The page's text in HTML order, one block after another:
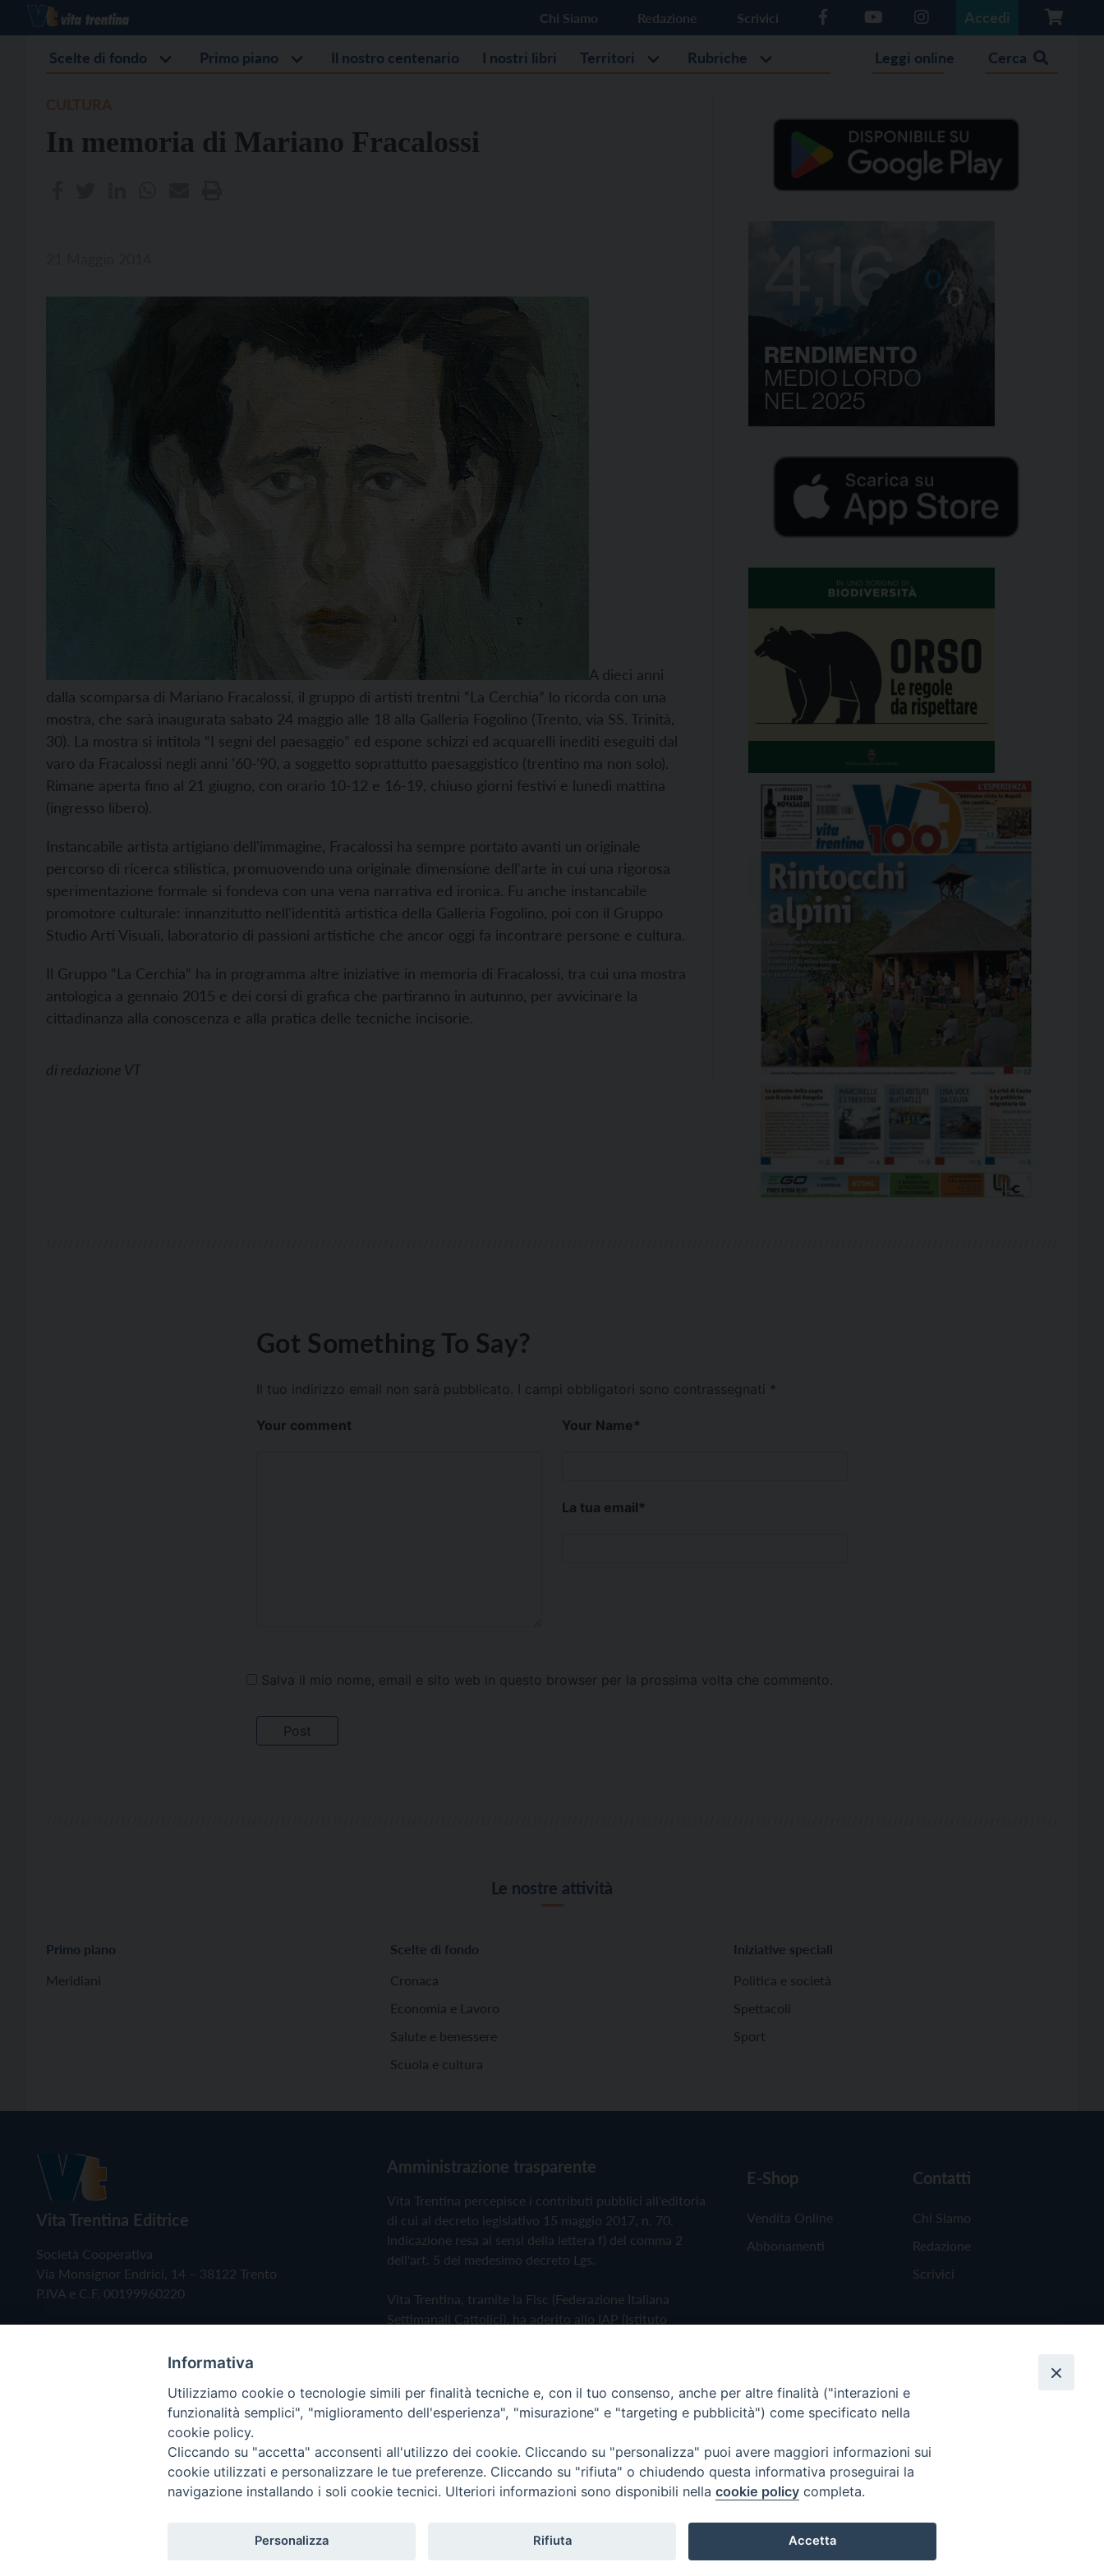
Chi Siamo Redazione Scrivici Accedi
Scelte di fondo Primo piano Il nostro centenario I nostri libri Territori Rubriche Leggi online Cerca
In memoria di Mariano Fracalossi
A dieci anni
dalla scomparsa di Mariano Fracalossi, il gruppo di artisti trentni “La Cerchia” lo ricorda con una
mostra, che sarà inaugurata sabato 24 maggio alle 18 alla Galleria Fogolino (Trento, via SS. Trinità,
30). La mostra si intitola “I segni del paesaggio” ed espone schizzi ed acquarelli inediti eseguiti dal
varo da Fracalossi negli anni ’60-’90, a soggetto soprattutto paesaggistico (trentino ma non solo).
Rimane aperta fino al 21 giugno, con orario 10-12 e 16-19, chiuso giorni festivi e lunedì mattina
(ingresso libero).
Instancabile artista artigiano dell'immagine, Fracalossi ha sempre portato avanti un originale
percorso di ricerca stilistica, promuovendo una originale dimensione dell'arte in cui una rigorosa
sperimentazione formale si fondeva con una vena narrativa ed ironica. Fu anche instancabile
promotore culturale: innanzitutto nell'identità artistica della Galleria Fogolino, poi con il Gruppo
Studio Arti Visuali, laboratorio di passioni artistiche che ancor oggi fa incontrare persone e cultura.
Il Gruppo “La Cerchia” ha in programma altre iniziative in memoria di Fracalossi, tra cui una mostra
antologica a gennaio 2015 e dei corsi di grafica che partiranno in autunno, per avvicinare la
cittadinanza alla conoscenza e alla pratica delle tecniche incisorie.
di redazione VT
Got Something To Say?
Il tuo indirizzo email non sarà pubblicato. I campi obbligatori sono contrassegnati *
Your comment Your Name*
La tua email*
Salva il mio nome, email e sito web in questo browser per la prossima volta che commento.
Le nostre attività
Primo piano
Meridiani
Scelte di fondo
Cronaca
Economia e Lavoro
Salute e benessere
Scuola e cultura
Iniziative speciali
Politica e società
Spettacoli
Sport
Vita Trentina Editrice
Società Cooperativa
Via Monsignor Endrici, 14 – 38122 Trento
P.IVA e C.F. 00199960220
Amministrazione trasparente
Vita Trentina percepisce i contributi pubblici all'editoria
di cui al decreto legislativo 15 maggio 2017, n. 70.
Indicazione resa ai sensi della lettera f) del comma 2
dell'art. 5 del medesimo decreto Lgs.
Vita Trentina, tramite la Fisc (Federazione Italiana
Settimanali Cattolici), ha aderito allo IAP (Istituto
Privacy Policy Cookie Policy
E-Shop
Vendita Online
Abbonamenti
Contatti
Chi Siamo
Redazione
Scrivici
Copyright © 2019 - Tutti i diritti riservati - Vita Trentina Editrice
Informativa
Utilizziamo cookie o tecnologie simili per finalità tecniche e, con il tuo consenso, anche per altre finalità ("interazioni e
funzionalità semplici", "miglioramento dell'esperienza", "misurazione" e "targeting e pubblicità") come specificato nella
cookie policy.
Cliccando su "accetta" acconsenti all'utilizzo dei cookie. Cliccando su "personalizza" puoi avere maggiori informazioni sui
cookie utilizzati e personalizzare le tue preferenze. Cliccando su "rifiuta" o chiudendo questa informativa proseguirai la
navigazione installando i soli cookie tecnici. Ulteriori informazioni sono disponibili nella cookie policy completa.
Personalizza Rifiuta Accetta